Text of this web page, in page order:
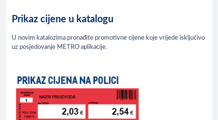
Prikaz cijene u katalogu
U novim katalozima pronađite promotivne cijene koje vrijede isključivo
uz posjedovanje METRO aplikacije.